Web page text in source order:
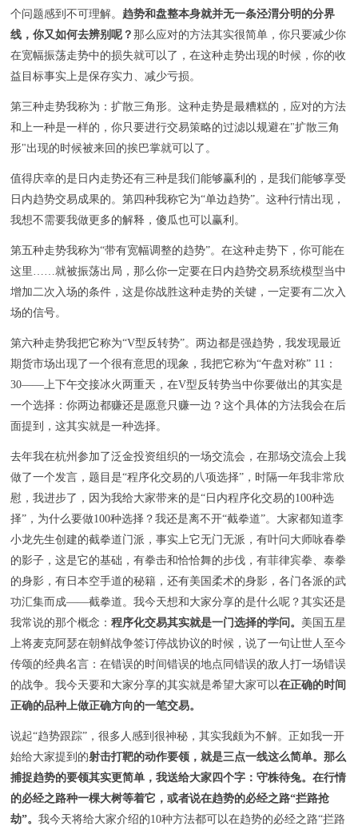
个问题感到不可理解。 趋势和盘整本身就并无一条泾渭分明的分界
线，你又如何去辨别呢？那么应对的方法其实很简单，你只要减少你
在宽幅振荡走势中的损失就可以了，在这种走势出现的时候，你的收
益目标事实上是保存实力、减少亏损。
第三种走势我称为：扩散三角形。这种走势是最糟糕的，应对的方法
和上一种是一样的，你只要进行交易策略的过滤以规避在"扩散三角
形"出现的时候被来回的挨巴掌就可以了。
值得庆幸的是日内走势还有三种是我们能够赢利的，是我们能够享受
日内趋势交易成果的。第四种我称它为“单边趋势”。这种行情出现，
我想不需要我做更多的解释，傻瓜也可以赢利。
第五种走势我称为“带有宽幅调整的趋势”。在这种走势下，你可能在
这里……就被振荡出局，那么你一定要在日内趋势交易系统模型当中
增加二次入场的条件，这是你战胜这种走势的关键，一定要有二次入
场的信号。
第六种走势我把它称为“V型反转势”。两边都是强趋势，我发现最近
期货市场出现了一个很有意思的现象，我把它称为“午盘对称” 11：
30——上下午交接冰火两重天，在V型反转势当中你要做出的其实是
一个选择：你两边都赚还是愿意只赚一边？这个具体的方法我会在后
面提到，这其实就是一种选择。
去年我在杭州参加了泛金投资组织的一场交流会，在那场交流会上我
做了一个发言，题目是“程序化交易的八项选择”，时隔一年我非常欣
慰，我进步了，因为我给大家带来的是“日内程序化交易的100种选
择”，为什么要做100种选择？我还是离不开“截拳道”。大家都知道李
小龙先生创建的截拳道门派，事实上它无门无派，有叶问大师咏春拳
的影子，这是它的基础，有拳击和恰恰舞的步伐，有菲律宾拳、泰拳
的身影，有日本空手道的秘籍，还有美国柔术的身影，各门各派的武
功汇集而成——截拳道。我今天想和大家分享的是什么呢？其实还是
我常说的那个概念：程序化交易其实就是一门选择的学问。 美国五星
上将麦克阿瑟在朝鲜战争签订停战协议的时候，说了一句让世人至今
传颂的经典名言：在错误的时间错误的地点同错误的敌人打一场错误
的战争。我今天要和大家分享的其实就是希望大家可以在正确的时间
正确的品种上做正确方向的一笔交易。
说起“趋势跟踪”，很多人感到很神秘，其实我颇为不解。正如我一开
始给大家提到的射击打靶的动作要领，就是三点一线这么简单。那么
捕捉趋势的要领其实更简单，我送给大家四个字：守株待兔。在行情
的必经之路种一棵大树等着它，或者说在趋势的必经之路“拦路抢
劫”。我今天将给大家介绍的10种方法都可以在趋势的必经之路“拦路